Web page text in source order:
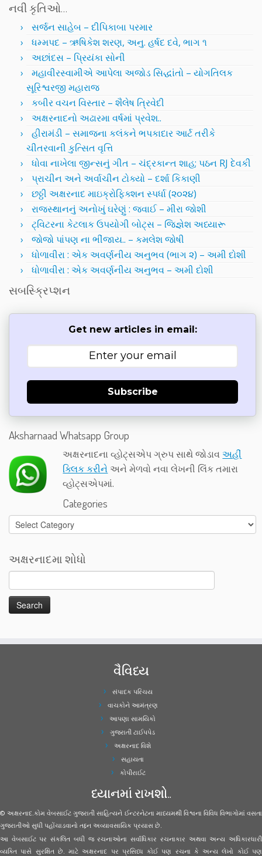
નવી કૃતિઓ…
સર્જન સાહેબ – દીપિકાબા પરમાર
ધમ્મપદ – ઋષિકેશ શરણ, અનુ. હર્ષદ દવે, ભાગ ૧
અછાંદસ – પ્રિયંકા સોની
મહાવીરસ્વામીએ આપેલા અજોડ સિદ્ધાંતો – યોગતિલક
સૂરિશ્વરજી મહારાજ
કબીર વચન વિસ્તાર – શૈલેષ ત્રિવેદી
અક્ષરનાદનો અઢારમા વર્ષમાં પ્રવેશ..
હીરામંડી – સમાજના કલંકને ભપકાદાર આર્ટ તરીકે
ચીતરવાની કુત્સિત વૃત્તિ
ધોવા નાખેલા જીન્સનું ગીત – ચંદ્રકાન્ત શાહ; પઠન RJ દેવકી
પ્રાચીન અને અર્વાચીન ટોક્યો – દર્શા કિકાણી
છઠ્ઠી અક્ષરનાદ માઇક્રોફિક્શન સ્પર્ધા (૨૦૨૪)
રાજસ્થાનનું અનોખું ઘરેણું : જવાઈ – મીરા જોશી
ટ્વિટરના કેટલાક ઉપયોગી બોટ્સ – જિજ્ઞેશ અધ્યારૂ
જોજો પાંપણ ના ભીંજાય.. – કમલેશ જોષી
ધોળાવીરા : એક અવર્ણનીય અનુભવ (ભાગ ૨) – અમી દોશી
ધોળાવીરા : એક અવર્ણનીય અનુભવ – અમી દોશી
સબસ્ક્રિપ્શન
Get new articles in email:
Subscribe
Aksharnaad Whatsapp Group
અક્ષરનાદના વ્હોટ્સએપ ગ્રુપ સાથે જોડાવઅહીં
ક્લિક કરીને અને મેળવો નવા લેખની લિંક તમારા
વ્હોટ્સએપમાં.
Categories
Categories
અક્ષરનાદમા શોધો
વૈવિધ્ય
સંપાદક પરિચય
વાચકોને આમંત્રણ
આપણા સામયિકો
ગુજરાતી ટાઈપપેડ
અક્ષરનાદ વિશે
સહાયતા
કોપીરાઈટ
ધ્યાનમાં રાખશો..
© અક્ષરનાદ.કોમ વેબસાઈટ ગુજરાતી સાહિત્યને ઈન્ટરનેટના માધ્યમથી વિશ્વના વિવિધ વિભાગોમાં વસતા
ગુજરાતીઓ સુધી પહોંચાડવાનો તદ્દન અવ્યાવસાયિક પ્રયાસ છે.
આ વેબસાઈટ પર સંકલિત બધી જ રચનાઓના સર્વાધિકાર રચનાકાર અથવા અન્ય અધિકારધારી
વ્યક્તિ પાસે સુરક્ષિત છે. માટે અક્ષરનાદ પર પ્રસિધ્ધ કોઈ પણ રચના કે અન્ય લેખો કોઈ પણ